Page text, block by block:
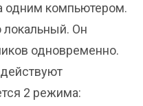
одним компьютером.
локальный. Он
одновременно.
2 режима: